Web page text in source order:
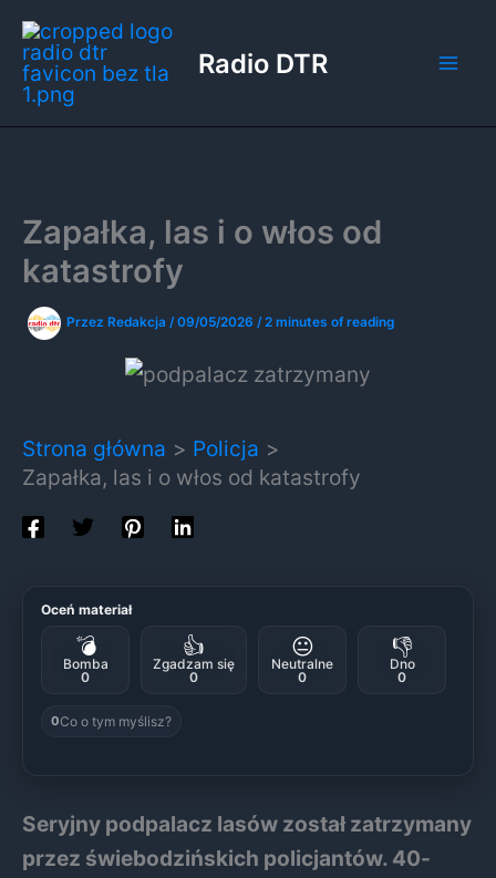
Przejdź
do
treści
Radio DTR
Zapałka, las i o włos od
katastrofy
Przez Redakcja /09/05/2026 /2 minutes of reading
Strona główna
Policja
Zapałka, las i o włos od katastrofy
Oceń materiał
💣
Bomba
0
👍
Zgadzam się
0
😐
Neutralne
0
👎
Dno
0
0Co o tym myślisz?
Seryjny podpalacz lasów został zatrzymany
przez świebodzińskich policjantów. 40-